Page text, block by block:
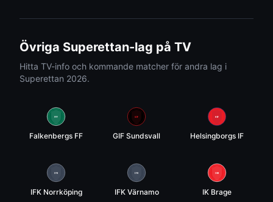
Övriga Superettan-lag på TV
Hitta TV-info och kommande matcher för andra lag i
Superettan 2026.
FFF
Falkenbergs FF
GIF
GIF Sundsvall
HIF
Helsingborgs IF
IFK
IFK Norrköping
IFK
IFK Värnamo
IKB
IK Brage